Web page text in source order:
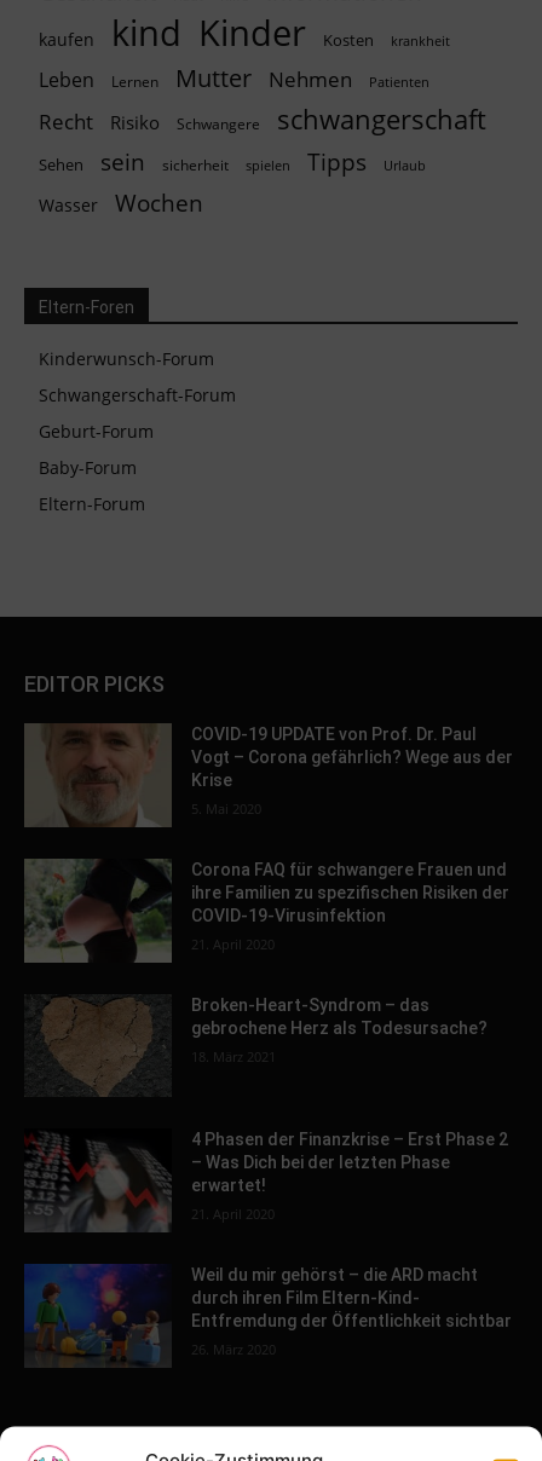
kaufen kind Kinder Kosten krankheit
Leben Lernen Mutter Nehmen Patienten
Recht Risiko Schwangere schwangerschaft
Sehen sein sicherheit spielen Tipps Urlaub
Wasser Wochen
Eltern-Foren
Kinderwunsch-Forum
Schwangerschaft-Forum
Geburt-Forum
Baby-Forum
Eltern-Forum
EDITOR PICKS
COVID-19 UPDATE von Prof. Dr. Paul
Vogt – Corona gefährlich? Wege aus der
Krise
5. Mai 2020
Corona FAQ für schwangere Frauen und
ihre Familien zu spezifischen Risiken der
COVID-19-Virusinfektion
21. April 2020
Broken-Heart-Syndrom – das
gebrochene Herz als Todesursache?
18. März 2021
4 Phasen der Finanzkrise – Erst Phase 2
– Was Dich bei der letzten Phase
erwartet!
21. April 2020
Weil du mir gehörst – die ARD macht
durch ihren Film Eltern-Kind-
Entfremdung der Öffentlichkeit sichtbar
26. März 2020
POPULAR POSTS